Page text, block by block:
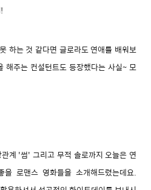
하는 것 같다면 글로라도 연애를 배워보
해주는 컨설턴트도 등장했다는 사실~ 모
계 '썸' 그리고 무적 솔로까지 오늘은 연
로맨스 영화들을 소개해드렸는데요.